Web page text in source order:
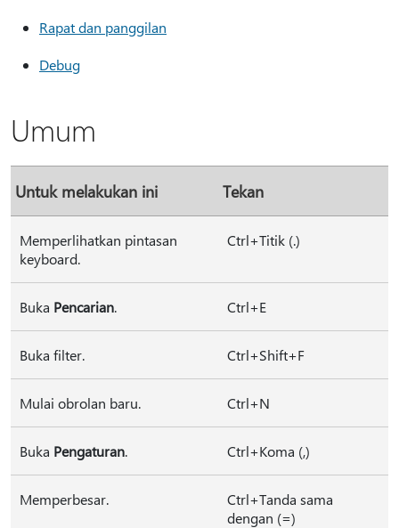
Rapat dan panggilan
Debug
Umum
Untuk melakukan ini Tekan
Memperlihatkan pintasan
keyboard.
Ctrl+Titik (.)
Buka Pencarian. Ctrl+E
Buka filter. Ctrl+Shift+F
Mulai obrolan baru. Ctrl+N
Buka Pengaturan. Ctrl+Koma (,)
Memperbesar.
Ctrl+Tanda sama
dengan (=)